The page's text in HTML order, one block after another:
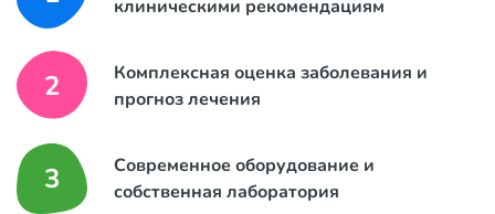
клиническими рекомендациям
2
Комплексная оценка заболевания и
прогноз лечения
3
Современное оборудование и
собственная лаборатория